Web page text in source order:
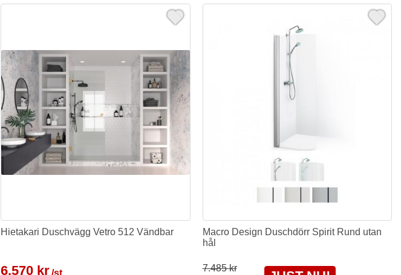
Hietakari Duschvägg Vetro 512 Vändbar
6.570 kr
Macro Design Duschdörr Spirit Rund utan
hål
7.485 kr